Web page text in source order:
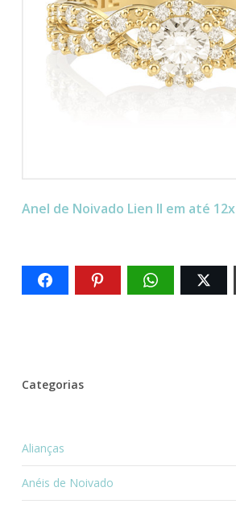
Anel de Noivado Lien II em até 12x
Categorias
Alianças
Anéis de Noivado